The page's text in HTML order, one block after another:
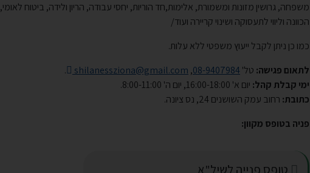
משפחה, גרושין מזונות ומשמורת, אלימות,חד הוריות, יחסי עבודה, הריון ולידה, ביטוח לאומי,
הכוונה וליווי לתעסוקה ושינוי קריירה ועוד/
כמו כן ניתן לקבל ייעוץ משפטי ללא עלות.
לתאום פגישה: טל' 08-9407984
,
shilanessziona@gmail.com
.
ימי קבלת קהל: יום א' 16:00-18:00, יום ה' 8:00-11:00.
כתובת: רחוב עמק השושנים 24, נס ציונה.​
פניה בטופס מקוון: